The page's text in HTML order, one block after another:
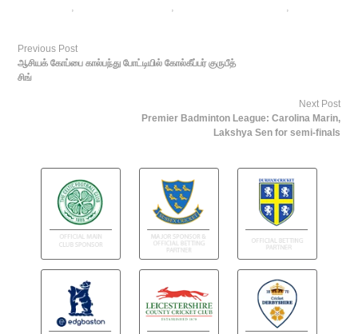
, , ,
Previous Post
ஆசியக் கோப்பை கால்பந்து போட்டியில் கோல்கீப்பர் குருபீத்
சிங்
Next Post
Premier Badminton League: Carolina Marin,
Lakshya Sen for semi-finals